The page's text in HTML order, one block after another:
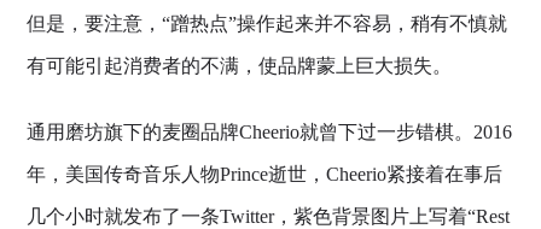
但是，要注意，“蹭热点”操作起来并不容易，稍有不慎就
有可能引起消费者的不满，使品牌蒙上巨大损失。
通用磨坊旗下的麦圈品牌Cheerio就曾下过一步错棋。2016
年，美国传奇音乐人物Prince逝世，Cheerio紧接着在事后
几个小时就发布了一条Twitter，紫色背景图片上写着“Rest